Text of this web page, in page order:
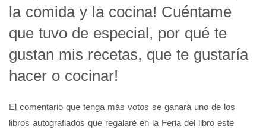
la comida y la cocina! Cuéntame
que tuvo de especial, por qué te
gustan mis recetas, que te gustaría
hacer o cocinar!
El comentario que tenga más votos se ganará uno de los
libros autografiados que regalaré en la Feria del libro este